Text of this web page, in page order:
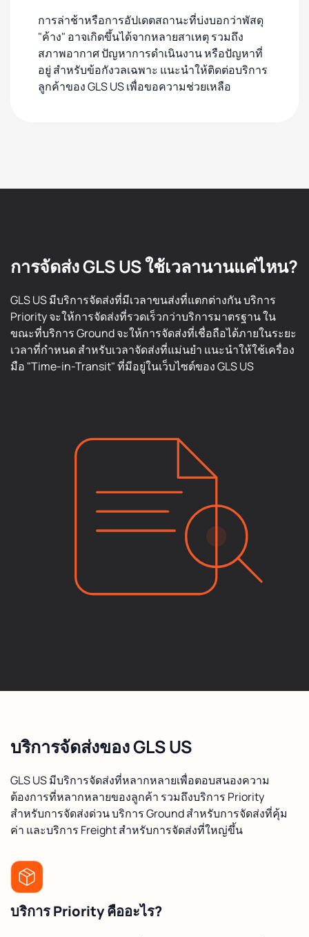
การล่าช้าหรือการอัปเดตสถานะที่บ่งบอกว่าพัสดุ
"ค้าง" อาจเกิดขึ้นได้จากหลายสาเหตุ รวมถึง
สภาพอากาศ ปัญหาการดำเนินงาน หรือปัญหาที่
อยู่ สำหรับข้อกังวลเฉพาะ แนะนำให้ติดต่อบริการ
ลูกค้าของ GLS US เพื่อขอความช่วยเหลือ
การจัดส่ง GLS US ใช้เวลานานแค่ไหน?
GLS US มีบริการจัดส่งที่มีเวลาขนส่งที่แตกต่างกัน บริการ
Priority จะให้การจัดส่งที่รวดเร็วกว่าบริการมาตรฐาน ใน
ขณะที่บริการ Ground จะให้การจัดส่งที่เชื่อถือได้ภายในระยะ
เวลาที่กำหนด สำหรับเวลาจัดส่งที่แม่นยำ แนะนำให้ใช้เครื่อง
มือ "Time-in-Transit" ที่มีอยู่ในเว็บไซต์ของ GLS US
บริการจัดส่งของ GLS US
GLS US มีบริการจัดส่งที่หลากหลายเพื่อตอบสนองความ
ต้องการที่หลากหลายของลูกค้า รวมถึงบริการ Priority
สำหรับการจัดส่งด่วน บริการ Ground สำหรับการจัดส่งที่คุ้ม
ค่า และบริการ Freight สำหรับการจัดส่งที่ใหญ่ขึ้น
บริการ Priority คืออะไร?